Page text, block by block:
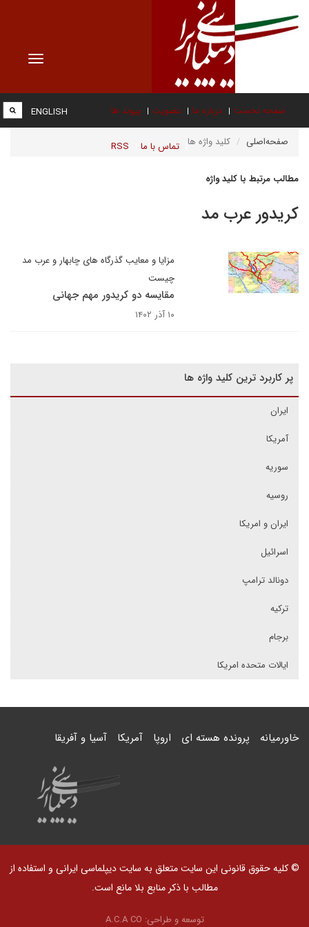
Toggle
صفحه نخست درباره ما عضویت پیوند ها
تماس با ما RSS
ENGLISH
صفحه‌اصلی کلید واژه ها
مطالب مرتبط با کلید واژه
کریدور عرب مد
مزایا و معایب گذرگاه های چابهار و عرب مد
چیست
مقایسه دو کریدور مهم جهانی
۱۰ آذر ۱۴۰۲
پر کاربرد ترین کلید واژه ها
ایران
آمریکا
سوریه
روسیه
ایران و امریکا
اسرائیل
دونالد ترامپ
ترکیه
برجام
ایالات متحده امریکا
خاورمیانه پرونده هسته ای اروپا آمریکا آسیا و آفریقا
© کلیه حقوق قانونی این سایت متعلق به سایت دیپلماسی ایرانی و استفاده از
مطالب با ذکر منابع بلا مانع است.
توسعه و طراحی: A.C.A CO